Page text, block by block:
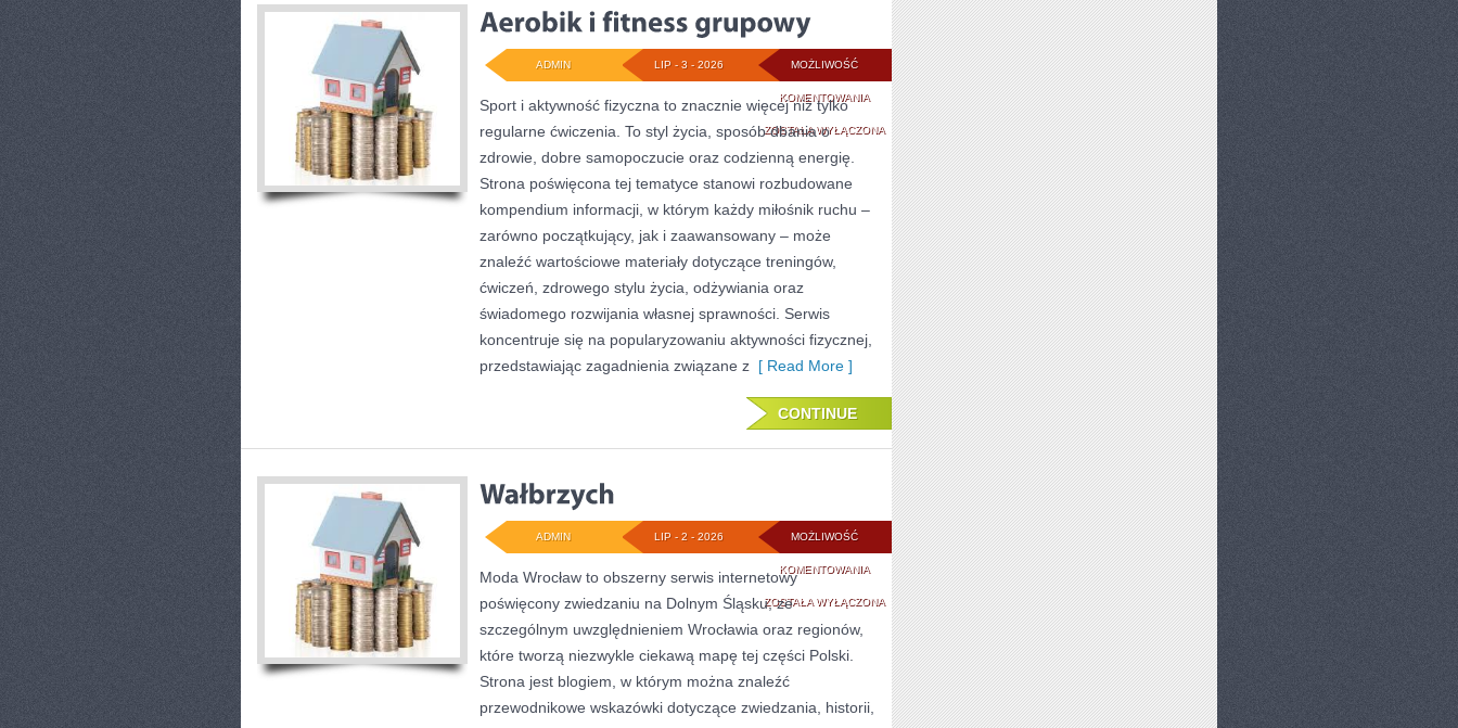
MOŻLIWOŚĆ
KOMENTOWANIAAEROBIK
I
FITNESS
GRUPOWY
ZOSTAŁA WYŁĄCZONA
LIP - 3 - 2026
ADMIN
Sport i aktywność fizyczna to znacznie więcej niż tylko
regularne ćwiczenia. To styl życia, sposób dbania o
zdrowie, dobre samopoczucie oraz codzienną energię.
Strona poświęcona tej tematyce stanowi rozbudowane
kompendium informacji, w którym każdy miłośnik ruchu –
zarówno początkujący, jak i zaawansowany – może
znaleźć wartościowe materiały dotyczące treningów,
ćwiczeń, zdrowego stylu życia, odżywiania oraz
świadomego rozwijania własnej sprawności. Serwis
koncentruje się na popularyzowaniu aktywności fizycznej,
przedstawiając zagadnienia związane z [ Read More ]
CONTINUE
MOŻLIWOŚĆ
KOMENTOWANIAWAŁBRZYCH
ZOSTAŁA WYŁĄCZONA
LIP - 2 - 2026
ADMIN
Moda Wrocław to obszerny serwis internetowy
poświęcony zwiedzaniu na Dolnym Śląsku, ze
szczególnym uwzględnieniem Wrocławia oraz regionów,
które tworzą niezwykle ciekawą mapę tej części Polski.
Strona jest blogiem, w którym można znaleźć
przewodnikowe wskazówki dotyczące zwiedzania, historii,